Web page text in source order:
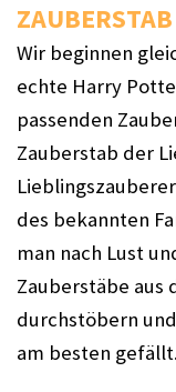
ZAUBERSTAB
Wir beginnen
echte Harry
passenden
Zauberstab der
des bekannten
man nach Lust
Zauberstäbe aus
durchstöbern
am besten gefällt.